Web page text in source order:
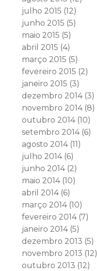
julho 2015 (12)
junho 2015 (5)
maio 2015 (5)
abril 2015 (4)
março 2015 (5)
fevereiro 2015 (2)
janeiro 2015 (3)
dezembro 2014(3)
novembro 2014(8)
outubro 2014(10)
setembro 2014(6)
agosto 2014(11)
julho 2014(6)
junho 2014(2)
maio 2014(10)
abril 2014(6)
março 2014(10)
fevereiro 2014(7)
janeiro 2014(5)
dezembro 2013 (5)
novembro 2013 (12)
outubro 2013 (12)